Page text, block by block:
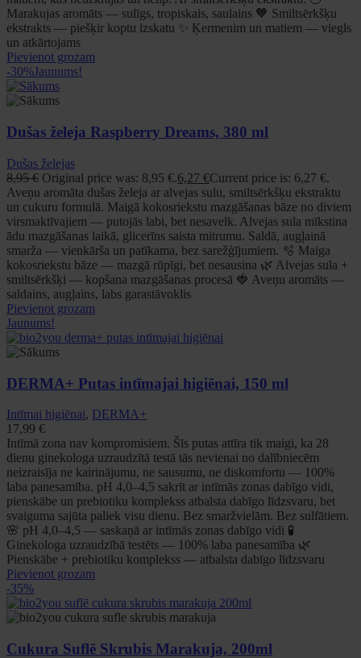
Marakujas aromāts — sulīgs, tropiskais, saulains 🧡 Smiltsērkšķu
ekstrakts — piešķir koptu izskatu ✨ Ķermenim un matiem — viegls
un atkārtojams
Pievienot grozam
-30%Jaunums!
Dušas želeja Raspberry Dreams, 380 ml
Dušas želejas
8,95€ Original price was: 8,95 €.6,27 €Current price is: 6,27 €.
Aveņu aromāta dušas želeja ar alvejas sulu, smiltsērkšķu ekstraktu
un cukuru formulā. Maigā kokosriekstu mazgāšanas bāze no diviem
virsmaktīvajiem — putojās labi, bet nesavelk. Alvejas sula mīkstina
ādu mazgāšanas laikā, glicerīns saista mitrumu. Saldā, augļainā
smarža — vienkārša un patīkama, bez sarežģījumiem. 🫧 Maiga
kokosriekstu bāze — mazgā rūpīgi, bet nesausina 🌿 Alvejas sula +
smiltsērkšķi — kopšana mazgāšanas procesā 🍓 Aveņu aromāts —
saldains, augļains, labs garastāvoklis
Pievienot grozam
Jaunums!
DERMA+ Putas intīmajai higiēnai, 150 ml
Intīmai higiēnai, DERMA+
17,99 €
Intīmā zona nav kompromisiem. Šīs putas attīra tik maigi, ka 28
dienu ginekologa uzraudzītā testā tās nevienai no dalībniecēm
neizraisīja ne kairinājumu, ne sausumu, ne diskomfortu — 100%
laba panesamība. pH 4,0–4,5 sakrīt ar intīmās zonas dabīgo vidi,
pienskābe un prebiotiku komplekss atbalsta dabīgo līdzsvaru, bet
svaiguma sajūta paliek visu dienu. Bez smaržvielām. Bez sulfātiem.
🌸 pH 4,0–4,5 — saskaņā ar intīmās zonas dabīgo vidi 🧪
Ginekologa uzraudzībā testēts — 100% laba panesamība 🌿
Pienskābe + prebiotiku komplekss — atbalsta dabīgo līdzsvaru
Pievienot grozam
-35%
Cukura Suflē Skrubis Marakuja, 200ml